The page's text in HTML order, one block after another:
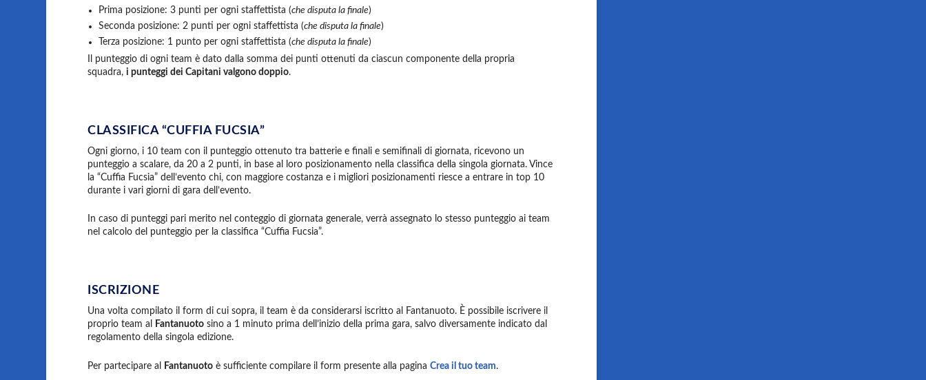
Prima posizione: 3 punti per ogni staffettista (che disputa la finale)
Seconda posizione: 2 punti per ogni staffettista (che disputa la finale)
Terza posizione: 1 punto per ogni staffettista (che disputa la finale)
Il punteggio di ogni team è dato dalla somma dei punti ottenuti da ciascun componente della propria
squadra,i punteggi dei Capitani valgono doppio.
CLASSIFICA “CUFFIA FUCSIA”
Ogni giorno, i 10 team con il punteggio ottenuto tra batterie e finali e semifinali di giornata, ricevono un
punteggio a scalare, da 20 a 2 punti, in base al loro posizionamento nella classifica della singola giornata. Vince
la “Cuffia Fucsia” dell’evento chi, con maggiore costanza e i migliori posizionamenti riesce a entrare in top 10
durante i vari giorni di gara dell’evento.
In caso di punteggi pari merito nel conteggio di giornata generale, verrà assegnato lo stesso punteggio ai team
nel calcolo del punteggio per la classifica “Cuffia Fucsia”.
ISCRIZIONE
Una volta compilato il form di cui sopra, il team è da considerarsi iscritto al Fantanuoto. È possibile iscrivere il
proprio team al
Fantanuoto sino a 1 minuto prima dell’inizio della prima gara, salvo diversamente indicato dal
regolamento della singola edizione.
Per partecipare al Fantanuoto è sufficiente compilare il form presente alla paginaCrea il tuo team.